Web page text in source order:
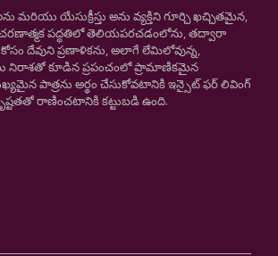
మరియు యేసుక్రీస్తు అను వ్యక్తిని గూర్చి ఖచ్చితమైన,
పద్ధతిలో తెలియపరచడంలోను, తద్వారా
దేవుని ప్రణాళికను, అలాగే లేమిలోవున్న,
నిరాశతో కూడిన ప్రపంచంలో ప్రామాణికమైన
పాత్రను అర్థం చేసుకోవటానికి ఇన్సైట్ ఫర్ లివింగ్
రాణించటానికి కట్టుబడి ఉంది.